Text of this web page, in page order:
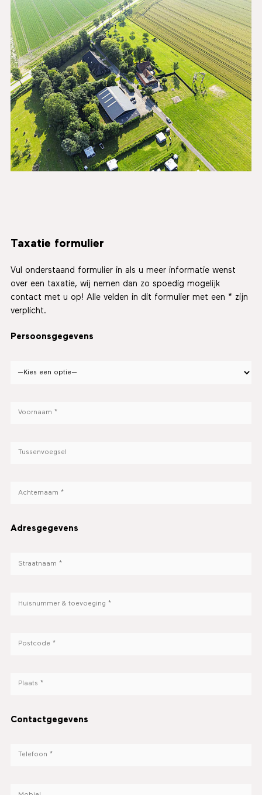
Taxatie formulier
Vul onderstaand formulier in als u meer informatie wenst
over een taxatie, wij nemen dan zo spoedig mogelijk
contact met u op! Alle velden in dit formulier met een * zijn
verplicht.
Persoonsgegevens
Adresgegevens
Contactgegevens